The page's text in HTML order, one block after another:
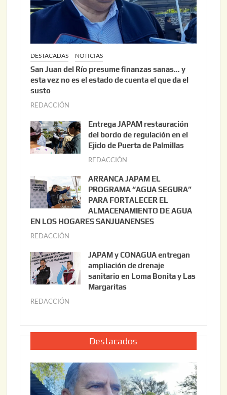
DESTACADAS NOTICIAS
San Juan del Río presume finanzas sanas… y
esta vez no es el estado de cuenta el que da el
susto
REDACCIÓN
o
s
t
3
,
2
0
Entrega JAPAM restauración
del bordo de regulación en el
Ejido de Puerta de Palmillas
REDACCIÓN
i
o
2
2
0
ARRANCA JAPAM EL
PROGRAMA “AGUA SEGURA”
PARA FORTALECER EL
ALMACENAMIENTO DE AGUA
EN LOS HOGARES SANJUANENSES
REDACCIÓN
l
i
o
,
0
2
6
JAPAM y CONAGUA entregan
ampliación de drenaje
sanitario en Loma Bonita y Las
Margaritas
REDACCIÓN
l
o
2
2
,
Destacados